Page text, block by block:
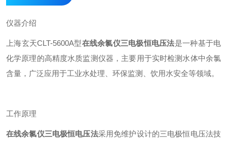
仪器介绍
上海玄天CLT-5600A型在线余氯仪三电极恒电压法是一种基于电
化学原理的高精度水质监测仪器，主要用于实时检测水体中余氯
含量，广泛应用于工业水处理、环保监测、饮用水安全等领域。
工作原理
在线余氯仪三电极恒电压法采用免维护设计的三电极恒电压法技